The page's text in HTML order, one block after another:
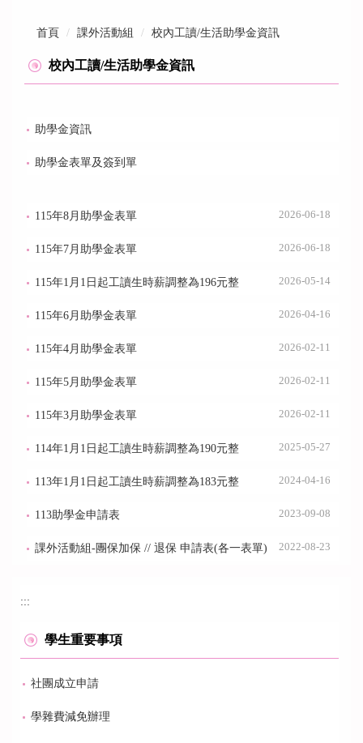
首頁 課外活動組 校內工讀/生活助學金資訊
校內工讀/生活助學金資訊
助學金資訊
助學金表單及簽到單
115年8月助學金表單 2026-06-18
115年7月助學金表單 2026-06-18
115年1月1日起工讀生時薪調整為196元整 2026-05-14
115年6月助學金表單 2026-04-16
115年4月助學金表單 2026-02-11
115年5月助學金表單 2026-02-11
115年3月助學金表單 2026-02-11
114年1月1日起工讀生時薪調整為190元整 2025-05-27
113年1月1日起工讀生時薪調整為183元整 2024-04-16
113助學金申請表 2023-09-08
課外活動組-團保加保 // 退保 申請表(各一表單) 2022-08-23
:::
學生重要事項
社團成立申請
學雜費減免辦理